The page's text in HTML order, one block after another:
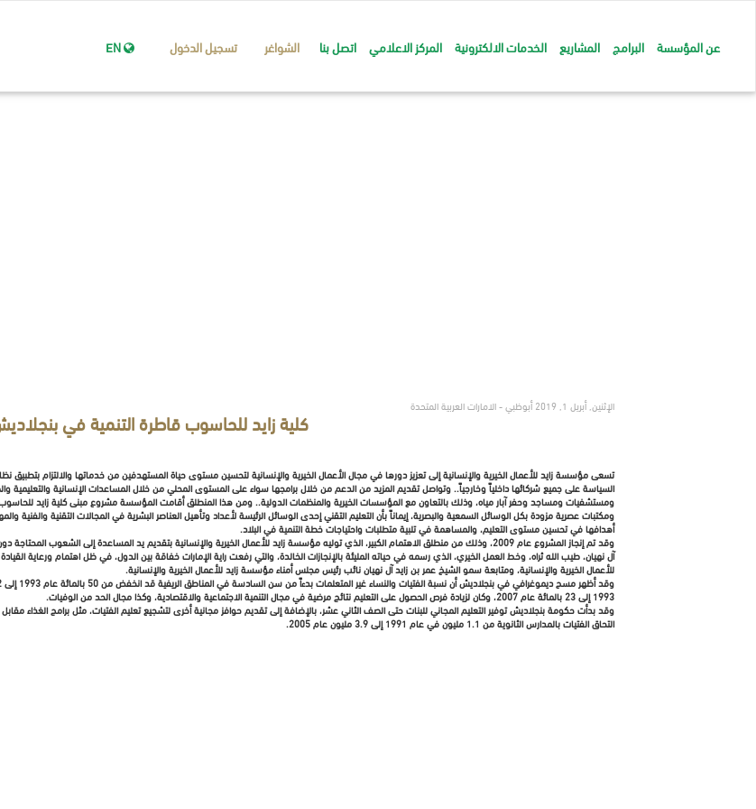
عن المؤسسة البرامج المشاريع الخدمات الالكترونية المركز الاعلامي اتصل بنا الشواغر تسجيل الدخول
الإثنين, أبريل 1, 2019 أبوظبي - الامارات العربية المتحدة كلية زايد للحاسوب قاطرة التنمية في
تسعى مؤسسة زايد للأعمال الخيرية والإنسانية إلى تعزيز دورها في مجال الأعمال الخيرية والإنسانية لتحسين مستوى حياة المستهدفين من خدماتها والالتزام بتطبيق
السياسة على جميع شركائها داخلياً وخارجياً.. وتواصل تقديم المزيد من الدعم من خلال برامجها سواء على المستوى المحلي من خلال المساعدات الإنسانية
ومستشفيات ومساجد وحفر آبار مياه، وذلك بالتعاون مع المؤسسات الخيرية والمنظمات الدولية.. ومن هذا المنطلق أقامت المؤسسة مشروع مبنى كلية زايد
ومكتبات عصرية مزودة بكل الوسائل السمعية والبصرية، إيماناً بأن التعليم التقني إحدى الوسائل الرئيسة لأعداد وتأهيل العناصر البشرية في المجالات التقنية
أهدافها في تحسين مستوى التعليم، والمساهمة في تلبية متطلبات واحتياجات خطة التنمية في البلاد.
وقد تم إنجاز المشروع عام 2009، وذلك من منطلق الاهتمام الكبير، الذي توليه مؤسسة زايد للأعمال الخيرية والإنسانية بتقديم يد المساعدة إلى
آل نهيان، طيب الله ثراه، وخط العمل الخيري، الذي رسمه في حياته المليئة بالإنجازات الخالدة، والتي رفعت راية الإمارات خفاقة بين الدول، في ظل اهتمام ورعاية
للأعمال الخيرية والإنسانية، ومتابعة سمو الشيخ عمر بن زايد آل نهيان نائب رئيس مجلس أمناء مؤسسة زايد للأعمال الخيرية والإنسانية.
1993 إلى 23 بالمائة عام 2007، وكان لزيادة فرص الحصول على التعليم نتائج مرضية في مجال التنمية الاجتماعية والاقتصادية، وكذا مجال الحد من الوفيات.
وقد بدأت حكومة بنجلاديش توفير التعليم المجاني للبنات حتى الصف الثاني عشر، بالإضافة إلى تقديم حوافز مجانية أخرى لتشجيع تعليم الفتيات، مثل برامج الغذاء
التحاق الفتيات بالمدارس الثانوية من 1.1 مليون في عام 1991 إلى 3.9 مليون عام 2005.